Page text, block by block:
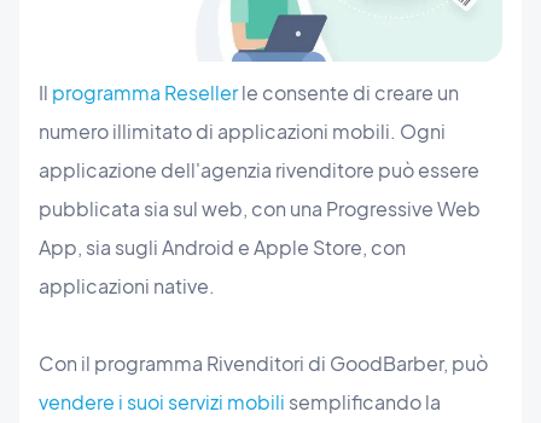
Il programma Resellerle consente di creare un
numero illimitato di applicazioni mobili. Ogni
applicazione dell'agenzia rivenditore può essere
pubblicata sia sul web, con una Progressive Web
App, sia sugli Android e Apple Store, con
applicazioni native.
Con il programma Rivenditori di GoodBarber, può
vendere i suoi servizi mobili semplificando la